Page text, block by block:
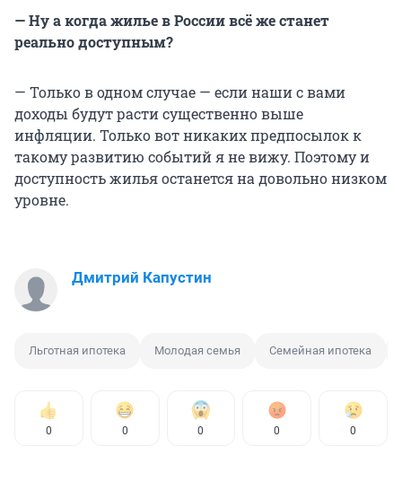
— Ну а когда жилье в России всё же станет
реально доступным?
— Только в одном случае — если наши с вами
доходы будут расти существенно выше
инфляции. Только вот никаких предпосылок к
такому развитию событий я не вижу. Поэтому и
доступность жилья останется на довольно низком
уровне.
Дмитрий Капустин
Льготная ипотека Молодая семья Семейная ипотека
0 0 0 0 0